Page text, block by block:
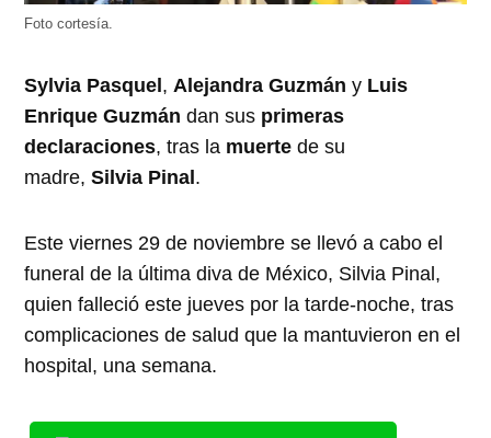
Foto cortesía.
Sylvia Pasquel ,Alejandra Guzmán y Luis
Enrique Guzmándan sus primeras
declaraciones, tras la muerte de su
madre,Silvia Pinal .
Este viernes 29 de noviembre se llevó a cabo el
funeral de la última diva de México, Silvia Pinal,
quien falleció este jueves por la tarde-noche, tras
complicaciones de salud que la mantuvieron en el
hospital, una semana.